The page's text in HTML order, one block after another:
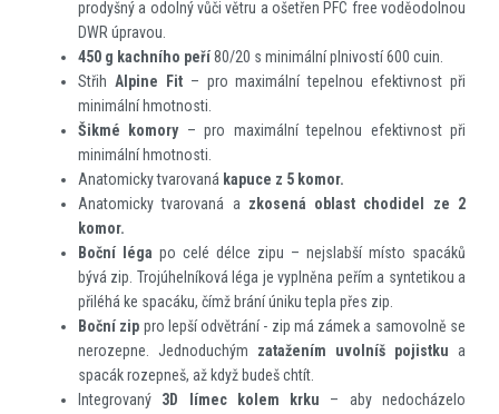
prodyšný a odolný vůči větru a ošetřen PFC free voděodolnou
DWR úpravou.
450 g kachního peří80/20 s minimální plnivostí 600 cuin.
Střih Alpine Fit– pro maximální tepelnou efektivnost při
minimální hmotnosti.
Šikmé komory– pro maximální tepelnou efektivnost při
minimální hmotnosti.
Anatomicky tvarovaná kapuce z 5 komor.
Anatomicky tvarovaná a zkosená oblast chodidel ze 2
komor.
Boční léga po celé délce zipu – nejslabší místo spacáků
bývá zip. Trojúhelníková léga je vyplněna peřím a syntetikou a
přiléhá ke spacáku, čímž brání úniku tepla přes zip.
Boční zip pro lepší odvětrání - zip má zámek a samovolně se
nerozepne. Jednoduchým zatažením uvolníš pojistku a
spacák rozepneš, až když budeš chtít.
Integrovaný 3D límec kolem krku – aby nedocházelo